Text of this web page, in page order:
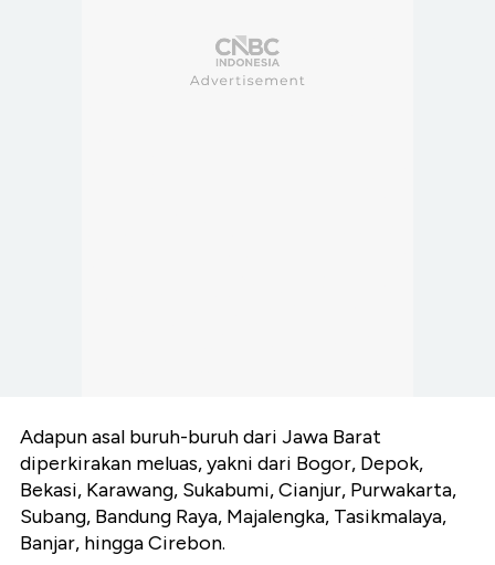
Adapun asal buruh-buruh dari Jawa Barat
diperkirakan meluas, yakni dari Bogor, Depok,
Bekasi, Karawang, Sukabumi, Cianjur, Purwakarta,
Subang, Bandung Raya, Majalengka, Tasikmalaya,
Banjar, hingga Cirebon.